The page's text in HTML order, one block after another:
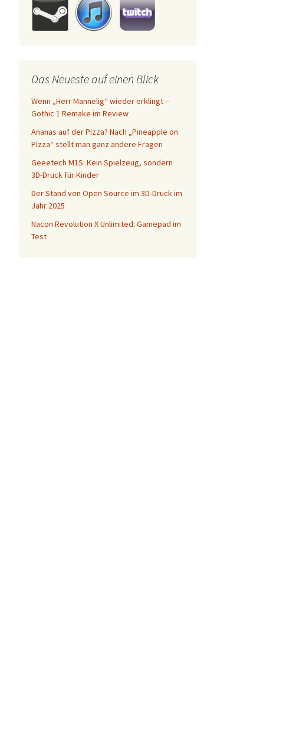
Das Neueste auf einen Blick
Wenn „Herr Mannelig“ wieder erklingt –
Gothic 1 Remake im Review
Ananas auf der Pizza? Nach „Pineapple on
Pizza“ stellt man ganz andere Fragen
Geeetech M1S: Kein Spielzeug, sondern
3D-Druck für Kinder
Der Stand von Open Source im 3D-Druck im
Jahr 2025
Nacon Revolution X Unlimited: Gamepad im
Test